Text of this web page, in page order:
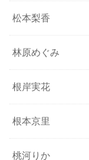
松本梨香
林原めぐみ
根岸実花
根本京里
桃河りか